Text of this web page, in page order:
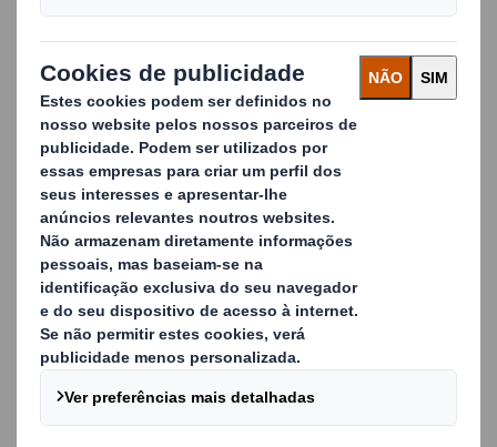
O cartão que recolhemos é reciclado e transformado
em novas caixas de cartão, criando uma verdadeira
solução de reciclagem de resíduos de circuito fechado
para os nossos clientes.
É muito simples: nós não vemos os resíduos em
fábricas como resíduos, mas sim como um recurso.
Aumente o seu
posicionamento
ambiental com a
reciclagem de resíduos